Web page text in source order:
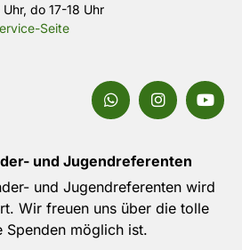
Uhr, do 17-18 Uhr
Seite
und Jugendreferenten
und Jugendreferenten wird
Wir freuen uns über die tolle
Spenden möglich ist.